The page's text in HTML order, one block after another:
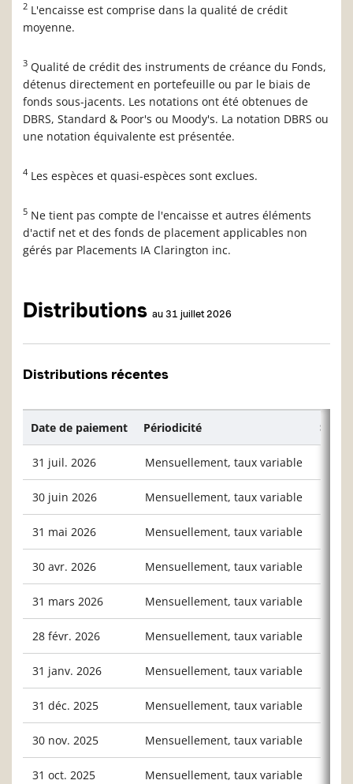
2 L'encaisse est comprise dans la qualité de crédit
moyenne.
3 Qualité de crédit des instruments de créance du Fonds,
détenus directement en portefeuille ou par le biais de
fonds sous-jacents. Les notations ont été obtenues de
DBRS, Standard & Poor's ou Moody's. La notation DBRS ou
une notation équivalente est présentée.
4 Les espèces et quasi-espèces sont exclues.
5 Ne tient pas compte de l'encaisse et autres éléments
d'actif net et des fonds de placement applicables non
gérés par Placements IA Clarington inc.
Distributions au 31 juillet 2026
Distributions récentes
Date de paiement Périodicité $/
31 juil. 2026 Mensuellement, taux variable
30 juin 2026 Mensuellement, taux variable
31 mai 2026 Mensuellement, taux variable
30 avr. 2026 Mensuellement, taux variable
31 mars 2026 Mensuellement, taux variable
28 févr. 2026 Mensuellement, taux variable
31 janv. 2026 Mensuellement, taux variable
31 déc. 2025 Mensuellement, taux variable
30 nov. 2025 Mensuellement, taux variable
31 oct. 2025 Mensuellement, taux variable